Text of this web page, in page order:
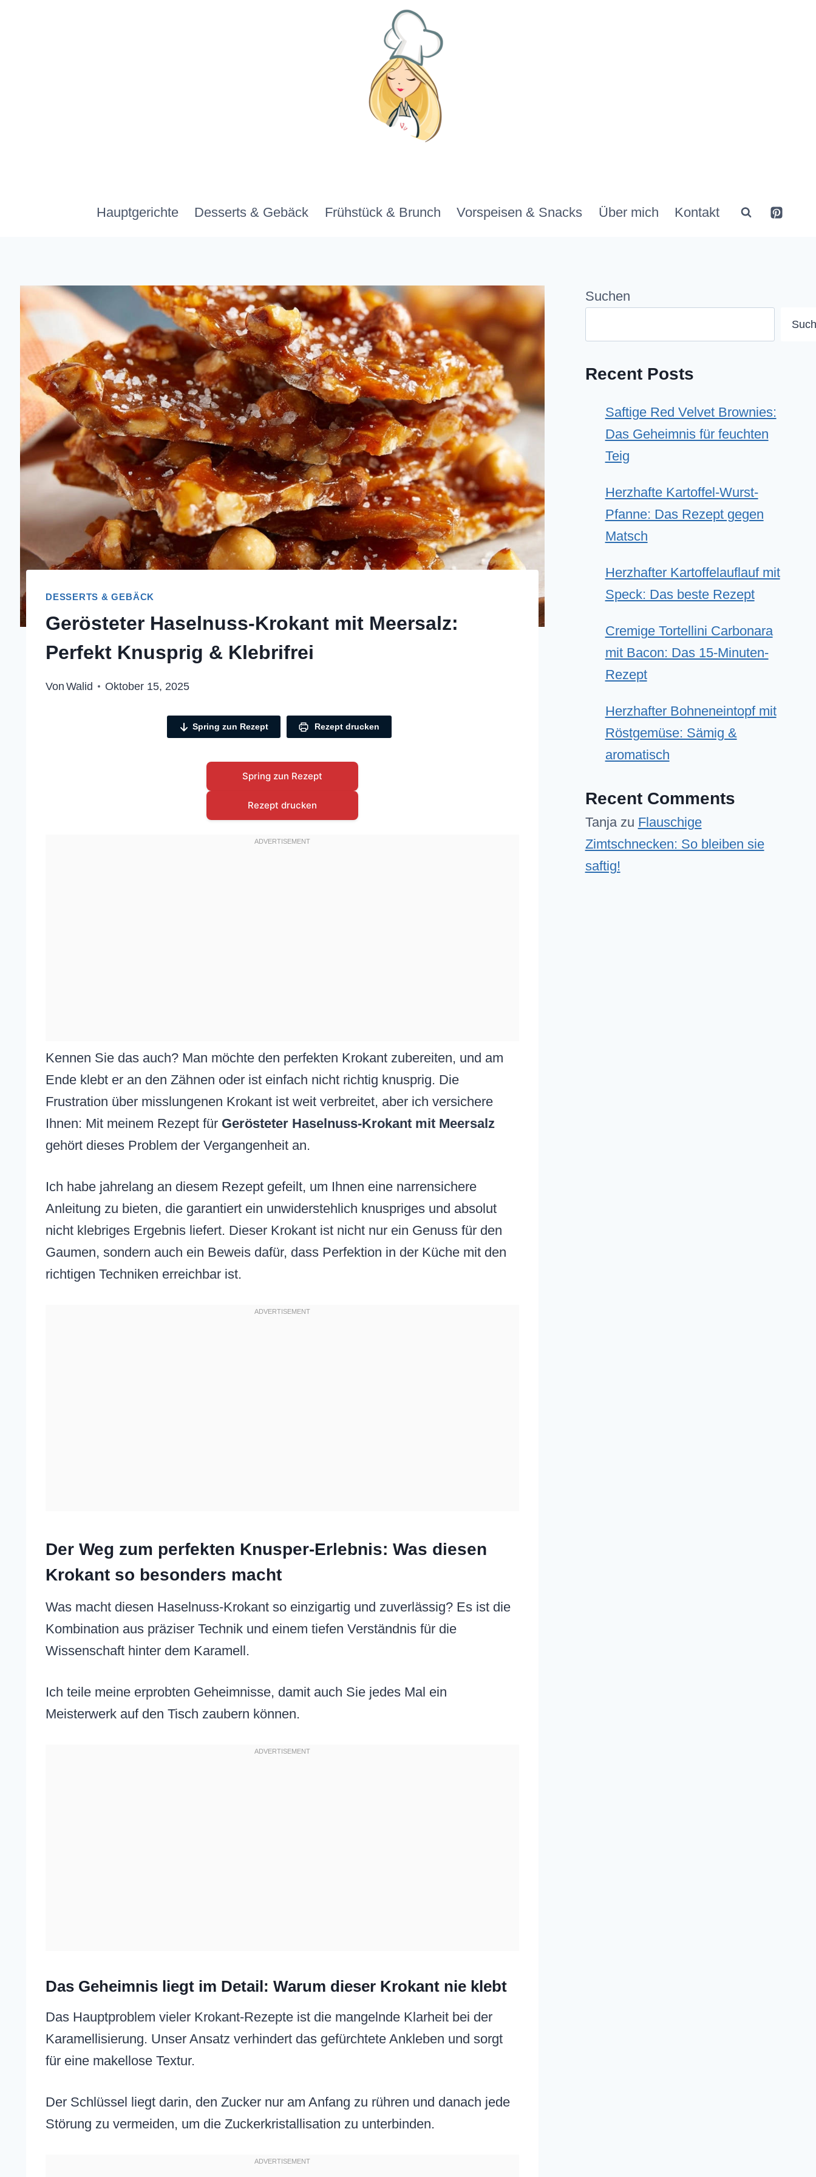
Hauptgerichte Desserts & Gebäck Frühstück & Brunch Vorspeisen & Snacks Über mich Kontakt
DESSERTS & GEBÄCK
Gerösteter Haselnuss-Krokant mit Meersalz:
Perfekt Knusprig & Klebrifrei
Von Walid Oktober 15, 2025
Spring zun Rezept Rezept drucken
Spring zun Rezept
Rezept drucken
Kennen Sie das auch? Man möchte den perfekten Krokant zubereiten, und am
Ende klebt er an den Zähnen oder ist einfach nicht richtig knusprig. Die
Frustration über misslungenen Krokant ist weit verbreitet, aber ich versichere
Ihnen: Mit meinem Rezept für Gerösteter Haselnuss-Krokant mit Meersalz
gehört dieses Problem der Vergangenheit an.
Ich habe jahrelang an diesem Rezept gefeilt, um Ihnen eine narrensichere
Anleitung zu bieten, die garantiert ein unwiderstehlich knuspriges und absolut
nicht klebriges Ergebnis liefert. Dieser Krokant ist nicht nur ein Genuss für den
Gaumen, sondern auch ein Beweis dafür, dass Perfektion in der Küche mit den
richtigen Techniken erreichbar ist.
Der Weg zum perfekten Knusper-Erlebnis: Was diesen
Krokant so besonders macht
Was macht diesen Haselnuss-Krokant so einzigartig und zuverlässig? Es ist die
Kombination aus präziser Technik und einem tiefen Verständnis für die
Wissenschaft hinter dem Karamell.
Ich teile meine erprobten Geheimnisse, damit auch Sie jedes Mal ein
Meisterwerk auf den Tisch zaubern können.
Das Geheimnis liegt im Detail: Warum dieser Krokant nie klebt
Das Hauptproblem vieler Krokant-Rezepte ist die mangelnde Klarheit bei der
Karamellisierung. Unser Ansatz verhindert das gefürchtete Ankleben und sorgt
für eine makellose Textur.
Der Schlüssel liegt darin, den Zucker nur am Anfang zu rühren und danach jede
Störung zu vermeiden, um die Zuckerkristallisation zu unterbinden.
Suchen
Recent Posts
Saftige Red Velvet Brownies:
Das Geheimnis für feuchten
Teig
Herzhafte Kartoffel-Wurst-
Pfanne: Das Rezept gegen
Matsch
Herzhafter Kartoffelauflauf mit
Speck: Das beste Rezept
Cremige Tortellini Carbonara
mit Bacon: Das 15-Minuten-
Rezept
Herzhafter Bohneneintopf mit
Röstgemüse: Sämig &
aromatisch
Recent Comments
Tanjazu Flauschige
Zimtschnecken: So bleiben sie
saftig!